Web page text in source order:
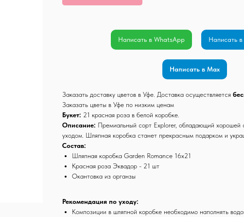
Написать в WhatsApp Написать
Написать в Max
Заказать доставку цветов в Уфе. Доставка осуществляется
Заказать цветы в Уфе по низким ценам
Букет: 21 красная роза в белой коробке.
Описание: Премиальный сорт Explorer, обладающий хорошей
уходом. Шляпная коробка станет прекрасным подарком и
Состав:
Шляпная коробка Garden Romance 16x21
Красная роза Эквадор - 21 шт
Окантовка из органзы
Рекомендация по уходу:
Композиции в шляпной коробке необходимо наполнять